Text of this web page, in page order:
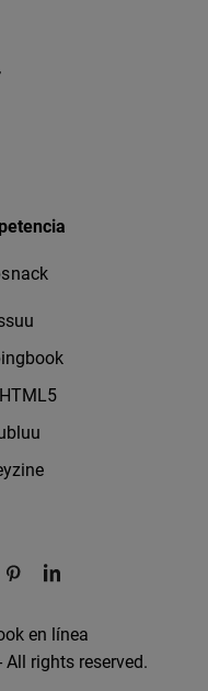
en línea
rights reserved.